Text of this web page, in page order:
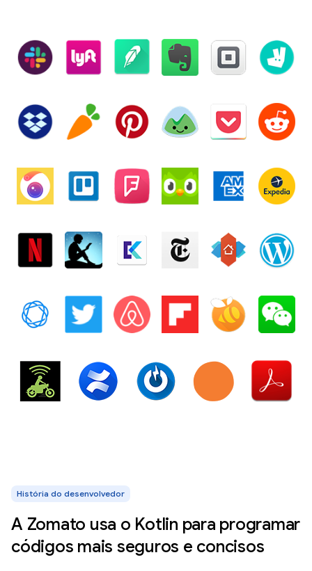
História do desenvolvedor
A Zomato usa o Kotlin para programar
códigos mais seguros e concisos